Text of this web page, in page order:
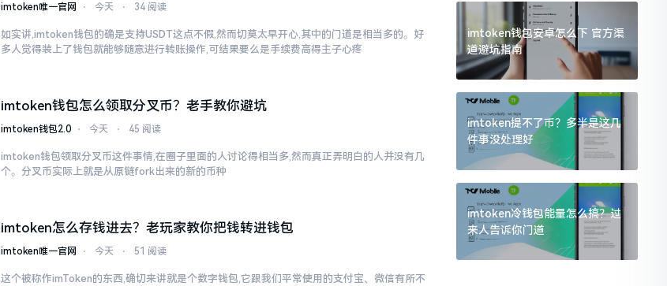
imtoken唯一官网 ⋅ 今天 ⋅ 34 阅读
如实讲,imtoken钱包的确是支持USDT这点不假,然而切莫太早开心,其中的门道是相当多的。好
多人觉得装上了钱包就能够随意进行转账操作,可结果要么是手续费高得主子心疼
imtoken钱包怎么领取分叉币？老手教你避坑
imtoken钱包2.0 ⋅ 今天 ⋅ 45 阅读
imtoken钱包领取分叉币这件事情,在圈子里面的人讨论得相当多,然而真正弄明白的人并没有几
个。分叉币实际上就是从原链fork出来的新的币种
imtoken怎么存钱进去？老玩家教你把钱转进钱包
imtoken唯一官网 ⋅ 今天 ⋅ 51 阅读
这个被称作imToken的东西,确切来讲就是个数字钱包,它跟我们平常使用的支付宝、微信有所不
imtoken钱包安卓怎么下 官方渠
道避坑指南
imtoken提不了币？多半是这几
件事没处理好
imtoken冷钱包能量怎么搞？过
来人告诉你门道